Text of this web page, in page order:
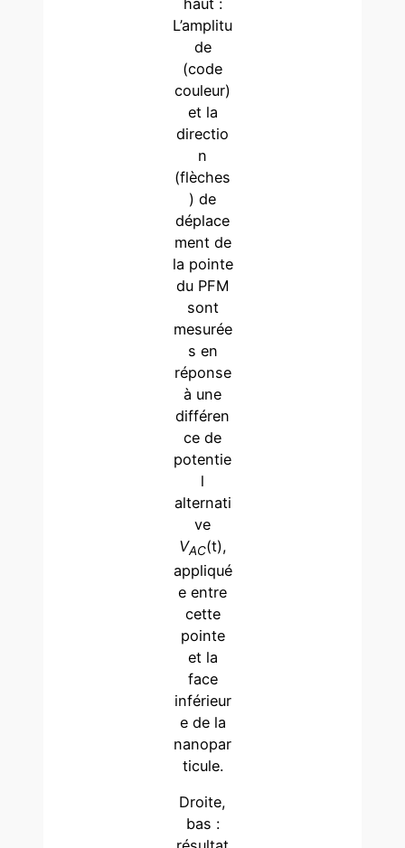
L’amplitu
de
(code
couleur)
et la
directio
n
(flèches
) de
déplace
ment de
la pointe
du PFM
sont
mesurée
s en
réponse
à une
différen
ce de
potentie
l
alternati
ve
VAC(t),
appliqué
e entre
cette
pointe
et la
face
inférieur
e de la
nanopar
ticule.
Droite,
bas :